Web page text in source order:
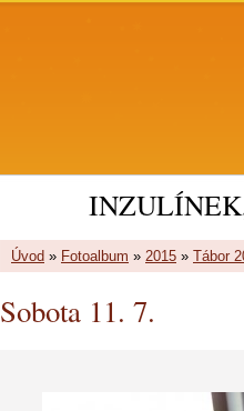
Úvod » Fotoalbum » 2015 » Tábor
Sobota 11. 7.